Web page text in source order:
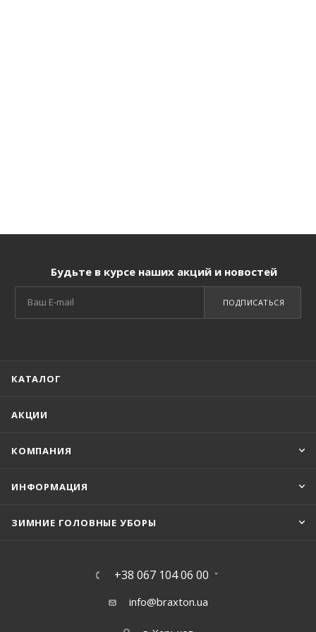
Будьте в курсе наших акций и новостей
ПОДПИСАТЬСЯ
КАТАЛОГ
АКЦИИ
КОМПАНИЯ
ИНФОРМАЦИЯ
ЗИМНИЕ ГОЛОВНЫЕ УБОРЫ
+38 067 104 06 00
info@braxton.ua